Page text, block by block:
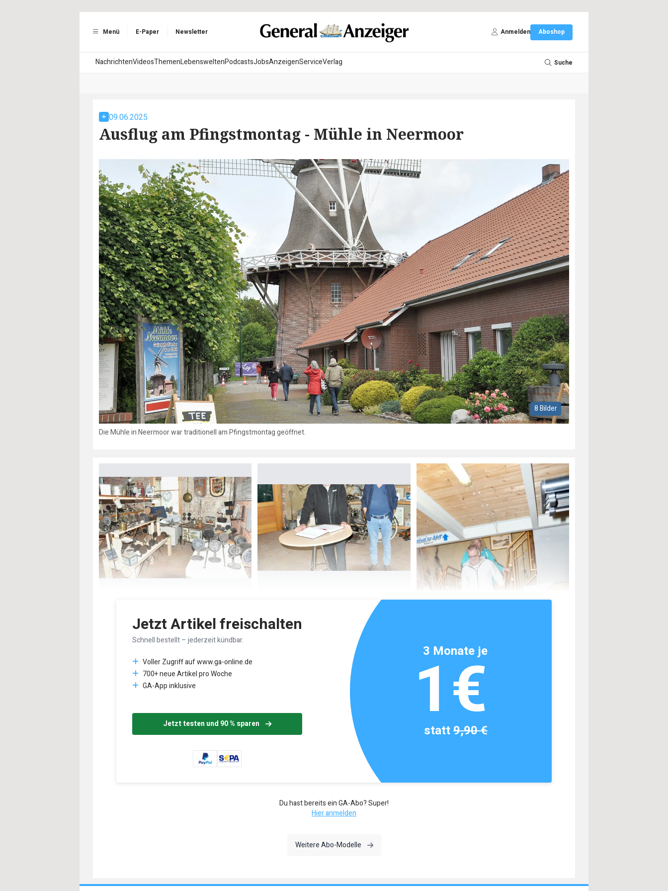
Menü E-Paper Newsletter Anmelden Aboshop
NachrichtenVideosThemenLebensweltenPodcastsJobsAnzeigenServiceVerlag Suche
09.06.2025
Ausflug am Pfingstmontag - Mühle in Neermoor
8 Bilder
Die Mühle in Neermoor war traditionell am Pfingstmontag geöffnet.
Jetzt Artikel freischalten
Schnell bestellt – jederzeit kündbar.
Voller Zugriff auf www.ga-online.de
700+ neue Artikel pro Woche
GA-App inklusive
Jetzt testen und 90 % sparen
3 Monate je
1€
statt9,90 €
Du hast bereits ein GA-Abo? Super!
Hier anmelden
Weitere Abo-Modelle